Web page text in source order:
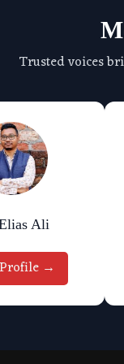
Trusted voices
Ali
→